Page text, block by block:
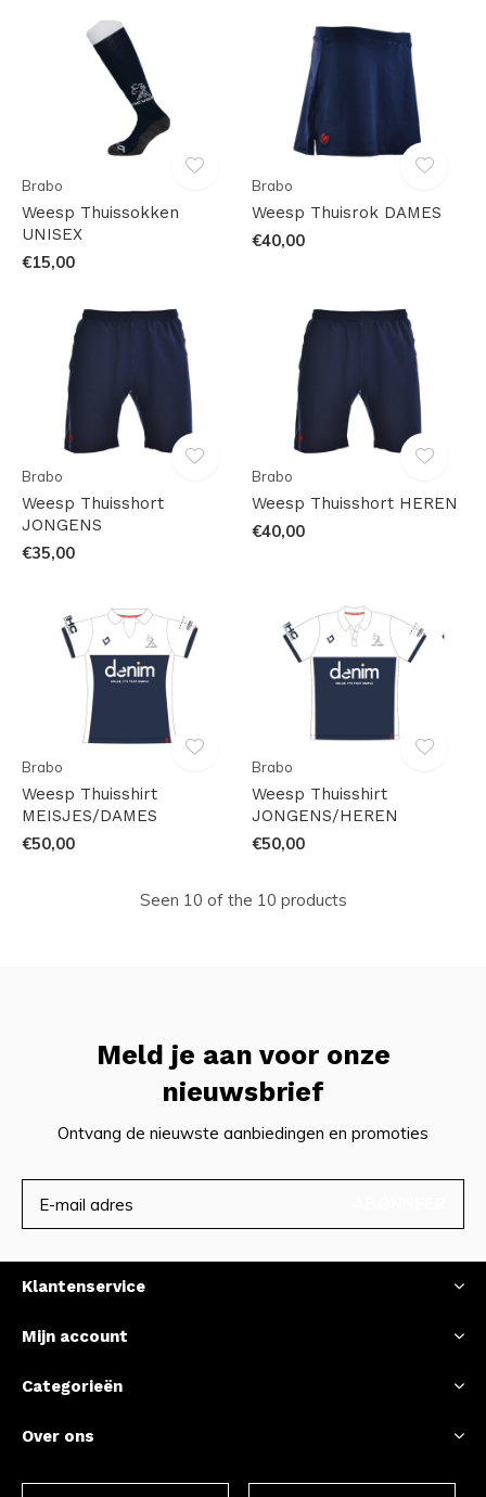
Brabo
Weesp Thuissokken
UNISEX
€15,00
Brabo
Weesp Thuisrok DAMES
€40,00
Brabo
Weesp Thuisshort
JONGENS
€35,00
Brabo
Weesp Thuisshort HEREN
€40,00
Brabo
Weesp Thuisshirt
MEISJES/DAMES
€50,00
Brabo
Weesp Thuisshirt
JONGENS/HEREN
€50,00
Seen 10 of the 10 products
Meld je aan voor onze
nieuwsbrief
Ontvang de nieuwste aanbiedingen en promoties
Klantenservice
Mijn account
Categorieën
Over ons